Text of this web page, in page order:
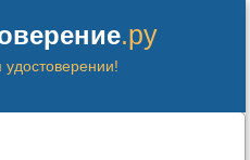
.ру
удостоверении!